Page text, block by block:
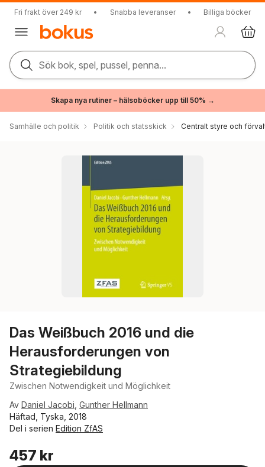
Fri frakt över 249 kr • Snabba leveranser • Billiga böcker
Sök bok, spel, pussel, penna...
Skapa nya rutiner – hälsoböcker upp till 50% →
Samhälle och politik Politik och statsskick Centralt styre och
Das Weißbuch 2016 und die
Herausforderungen von
Strategiebildung
Zwischen Notwendigkeit und Möglichkeit
Av Daniel Jacobi Gunther Hellmann
Häftad, Tyska, 2018
Del i serien Edition ZfAS
457 kr